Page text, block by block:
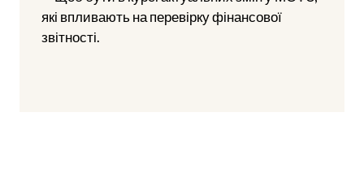
які впливають на перевірку фінансової
звітності.